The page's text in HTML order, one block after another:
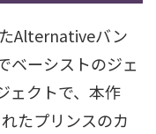
Alternativeバン
ベーシストのジェ
ェクトで、本作
たプリンスのカ